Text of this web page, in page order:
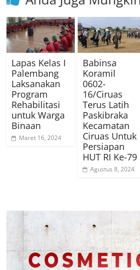
Lapas Kelas I
Palembang
Laksanakan
Program
Rehabilitasi
untuk Warga
Binaan
Maret 16, 2024
Babinsa
Koramil
0602-
16/Ciruas
Terus Latih
Paskibraka
Kecamatan
Ciruas Untuk
Persiapan
HUT RI Ke-79
Agustus 8, 2024